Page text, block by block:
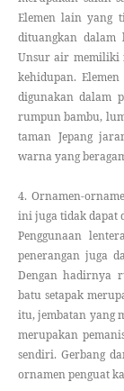
Elemen lain yang
dituangkan
Unsur air memiliki
kehidupan.
digunakan dalam
rumpun bambu,
taman Jepang
warna yang
4. Ornamen-
ini juga tidak dapat
Penggunaan
penerangan juga
Dengan hadirnya
batu setapak
itu, jembatan yang
merupakan
sendiri. Gerbang
ornamen penguat